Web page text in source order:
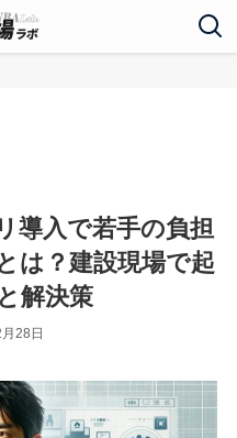
導入で若手の負担
は？建設現場で起
解決策
28日